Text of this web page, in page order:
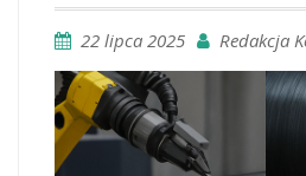
22 lipca 2025 Redakcja